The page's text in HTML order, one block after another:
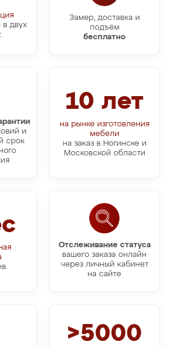
двух
Замер, доставка и
подъём
бесплатно
10 лет
на рынке изготовления
мебели
на заказ в Ногинске и
Московской области
и
срок
Отслеживание статуса
вашего заказа онлайн
через личный кабинет
на сайте
>5000